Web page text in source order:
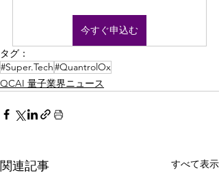
今すぐ申込む
タグ：
#Super.Tech#QuantrolOx
QCAI 量子業界ニュース
関連記事 すべて表示